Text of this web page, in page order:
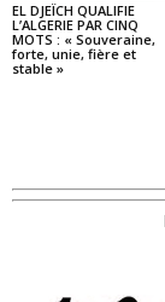
EL DJEÏCH QUALIFIE
L’ALGERIE PAR CINQ
MOTS : « Souveraine,
forte, unie, fière et
stable »